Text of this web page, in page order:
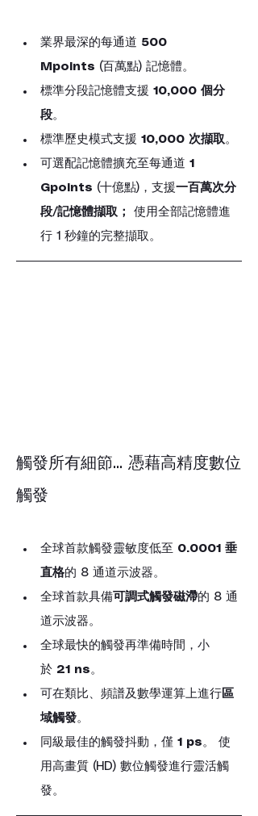
業界最深的每通道 500
Mpoints (百萬點) 記憶體。
標準分段記憶體支援 10,000 個分
段。
標準歷史模式支援 10,000 次擷取。
可選配記憶體擴充至每通道 1
Gpoints (十億點)，支援一百萬次分
段/記憶體擷取； 使用全部記憶體進
行 1 秒鐘的完整擷取。
觸發所有細節... 憑藉高精度數位
觸發
全球首款觸發靈敏度低至 0.0001 垂
直格的 8 通道示波器。
全球首款具備可調式觸發磁滯的 8 通
道示波器。
全球最快的觸發再準備時間，小
於 21 ns 。
可在類比、頻譜及數學運算上進行 區
域觸發。
同級最佳的觸發抖動，僅 1 ps 。 使
用高畫質 (HD) 數位觸發進行靈活觸
發。